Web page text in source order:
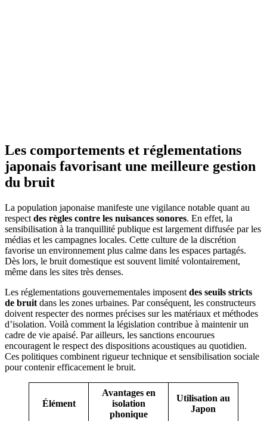
Les comportements et réglementations
japonais favorisant une meilleure gestion
du bruit
La population japonaise manifeste une vigilance notable quant au
respect des règles contre les nuisances sonores. En effet, la
sensibilisation à la tranquillité publique est largement diffusée par les
médias et les campagnes locales. Cette culture de la discrétion
favorise un environnement plus calme dans les espaces partagés.
Dès lors, le bruit domestique est souvent limité volontairement,
même dans les sites très denses.
Les réglementations gouvernementales imposent des seuils stricts
de bruit dans les zones urbaines. Par conséquent, les constructeurs
doivent respecter des normes précises sur les matériaux et méthodes
d’isolation. Voilà comment la législation contribue à maintenir un
cadre de vie apaisé. Par ailleurs, les sanctions encourues
encouragent le respect des dispositions acoustiques au quotidien.
Ces politiques combinent rigueur technique et sensibilisation sociale
pour contenir efficacement le bruit.
Élément
Avantages en
isolation
phonique
Utilisation au
Japon